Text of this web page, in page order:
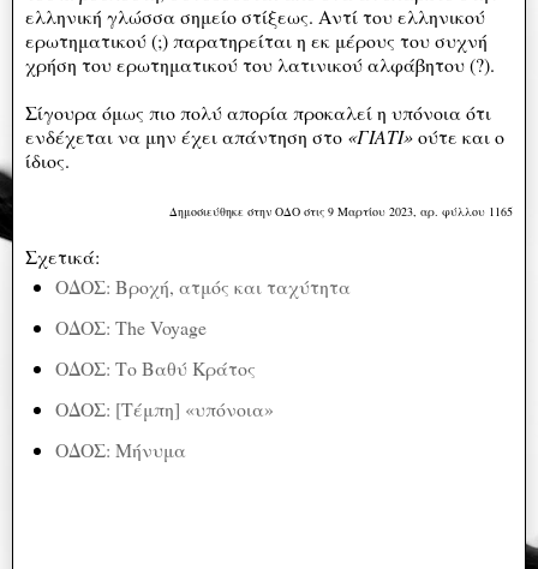
ελληνική γλώσσα σημείο στίξεως. Αντί του ελληνικού
ερωτηματικού (;) παρατηρείται η εκ μέρους του συχνή
χρήση του ερωτηματικού του λατινικού αλφάβητου (?).
Σίγουρα όμως πιο πολύ απορία προκαλεί η υπόνοια ότι
ενδέχεται να μην έχει απάντηση στο «ΓΙΑΤΙ»ούτε και ο
ίδιος.
Δημοσιεύθηκε στην ΟΔΟ στις 9 Μαρτίου 2023, αρ. φύλλου 1165
Σχετικά:
ΟΔΟΣ: Βροχή, ατμός και ταχύτητα
ΟΔΟΣ: The Voyage
ΟΔΟΣ: Το Βαθύ Κράτος
ΟΔΟΣ: [Τέμπη] «υπόνοια»
ΟΔΟΣ: Μήνυμα